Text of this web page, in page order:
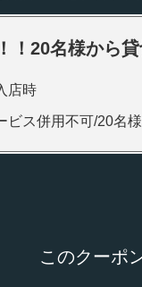
！20名様から
店時
ビス併用不可/20名
このクーポ